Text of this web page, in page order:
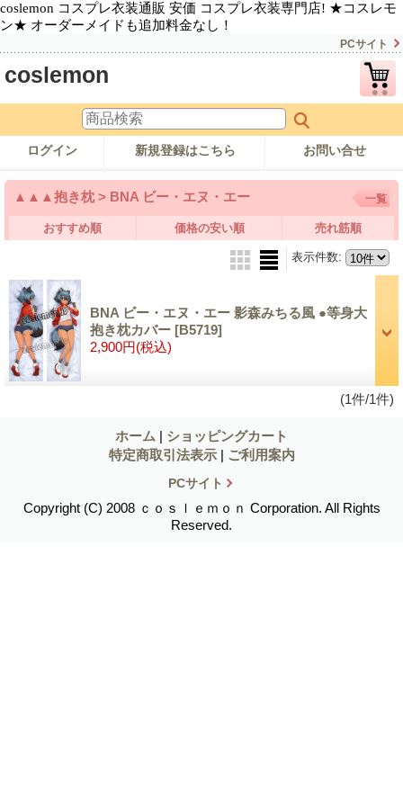
coslemon コスプレ衣装通販 安価 コスプレ衣装専門店! ★コスレモ
ン★ オーダーメイドも追加料金なし！
PCサイト
coslemon
ログイン 新規登録はこちら お問い合せ
▲▲▲抱き枕 > BNA ビー・エヌ・エー 一覧
おすすめ順 価格の安い順 売れ筋順
表示件数:
BNA ビー・エヌ・エー 影森みちる風 ●等身大
抱き枕カバー [B5719]
2,900円(税込)
(1件/1件)
ホーム | ショッピングカート
特定商取引法表示 | ご利用案内
PCサイト
Copyright (C) 2008 ｃｏｓｌｅｍｏｎ Corporation. All Rights
Reserved.